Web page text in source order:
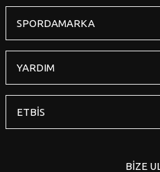
SPORDAMARKA
YARDIM
ETBİS
BİZE